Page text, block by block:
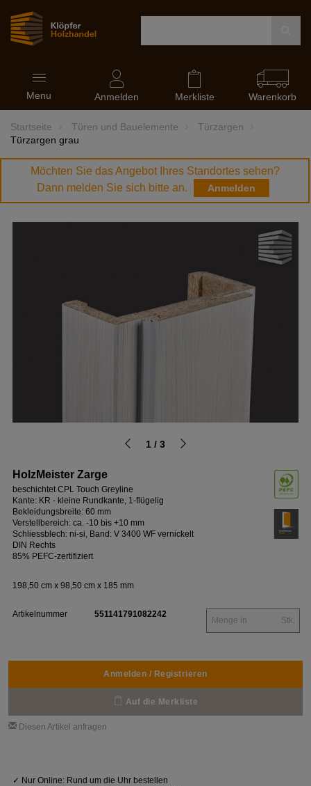
Navigation
ein-
und
ausblenden
Menu Anmelden Merkliste Warenkorb
Startseite Türen und Bauelemente
Türzargen
Türzargen grau
Möchten Sie das Angebot Ihres Standortes sehen?
Dann melden Sie sich bitte an.
Anmelden
1 / 3
HolzMeister Zarge
beschichtet CPL Touch Greyline
Kante: KR - kleine Rundkante, 1-flügelig
Bekleidungsbreite: 60 mm
Verstellbereich: ca. -10 bis +10 mm
Schliessblech: ni-si, Band: V 3400 WF vernickelt
DIN Rechts
85% PEFC-zertifiziert
198,50 cm x 98,50 cm x 185 mm
Artikelnummer 551141791082242
Stk.
Anmelden / Registrieren
Auf die Merkliste
Diesen Artikel anfragen
✓ Nur Online: Rund um die Uhr bestellen